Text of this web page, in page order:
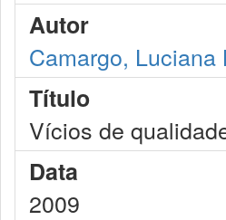
Autor
Camargo, Luciana
Título
Vícios de
Data
2009